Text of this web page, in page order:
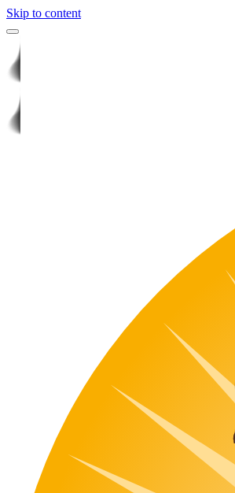
Skip to content